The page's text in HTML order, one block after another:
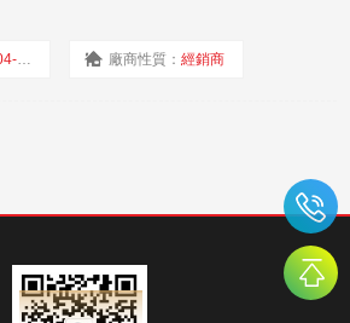
01 廠商性質：經銷商